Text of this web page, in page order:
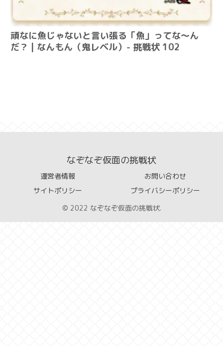
頑なに魚じゃないと言い張る「魚」ってな～ん
だ？ | なんもん（鬼レベル）- 挑戦状 102
なぞなぞ仮面の挑戦状
運営者情報
お問い合わせ
サイトポリシー
プライバシーポリシー
© 2022 なぞなぞ仮面の挑戦状.